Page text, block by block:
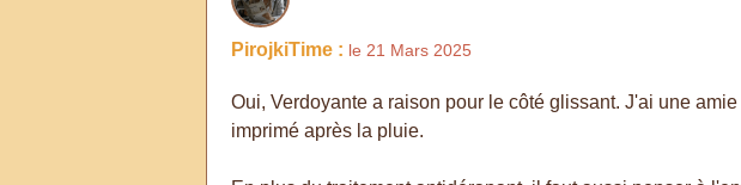
PirojkiTime : le 21 Mars 2025
Oui, Verdoyante a raison pour le côté glissant. J'ai une
imprimé après la pluie.